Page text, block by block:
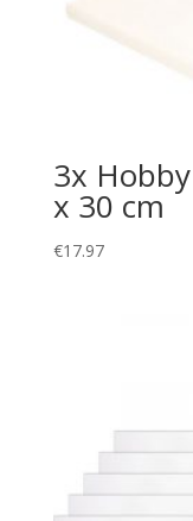
3x
x 30 cm
€17.97